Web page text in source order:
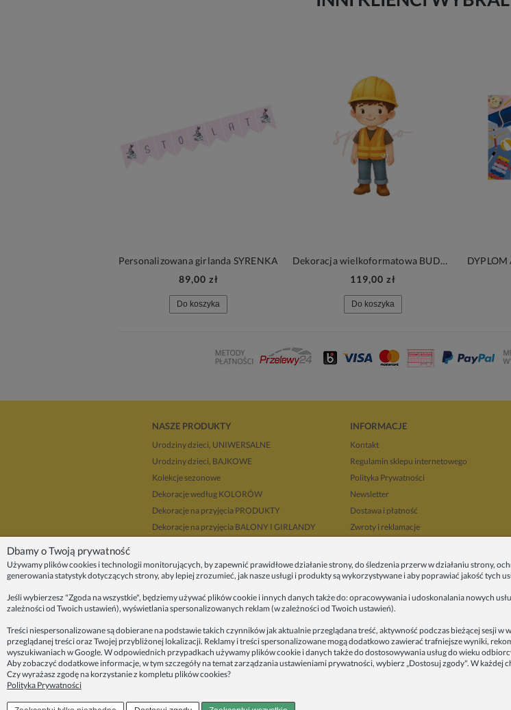
Personalizowana girlanda SYRENKA
89,00 zł
Do koszyka
Dekoracja wielkoformatowa BUDOWA CHŁOPIEC, 40x95cm
119,00 zł
Do koszyka
NASZE PRODUKTY
Urodziny dzieci, UNIWERSALNE
Urodziny dzieci, BAJKOWE
Kolekcje sezonowe
Dekoracje według KOLORÓW
Dekoracje na przyjęcia PRODUKTY
Dekoracje na przyjęcia BALONY I GIRLANDY
Upominki i prezenty
Dekoracje balonowe KRAKÓW
Zleć organizację przyjęcia
INFORMACJE
Kontakt
Regulamin sklepu internetowego
Polityka Prywatności
Newsletter
Dostawa i płatność
Zwroty i reklamacje
Regulaminy promocji
ZAINSPIRUJ SIĘ!
O nas
Blog
Dbamy o Twoją prywatność
Używamy plików cookies i technologii monitorujących, by zapewnić prawidłowe działanie strony, do śledzenia przerw w działaniu strony,
generowania statystyk dotyczących strony, aby lepiej zrozumieć, jak nasze usługi i produkty są wykorzystywane i aby poprawiać jakość tych
Jeśli wybierzesz "Zgoda na wszystkie", będziemy używać plików cookie i innych danych także do: opracowywania i udoskonalania nowych
zależności od Twoich ustawień), wyświetlania spersonalizowanych reklam (w zależności od Twoich ustawień).
Treści niespersonalizowane są dobierane na podstawie takich czynników jak aktualnie przeglądana treść, aktywność podczas bieżącej sesji
przeglądanej treści oraz Twojej przybliżonej lokalizacji. Reklamy i treści spersonalizowane mogą dodatkowo zawierać trafniejsze wyniki,
wyszukiwaniach w Google. W odpowiednich przypadkach używamy plików cookie i danych także do dostosowywania usług do wieku
Aby zobaczyć dodatkowe informacje, w tym szczegóły na temat zarządzania ustawieniami prywatności, wybierz „Dostosuj zgody". W każdej
Czy wyrażasz zgodę na korzystanie z kompletu plików cookies?
Polityka Prywatności